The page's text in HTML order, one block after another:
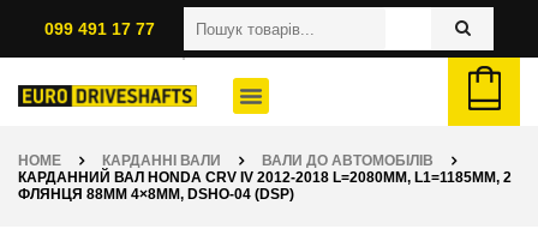
099 491 17 77
HOME КАРДАННІ ВАЛИ
ВАЛИ ДО АВТОМОБІЛІВ
КАРДАННИЙ ВАЛ HONDA CRV IV 2012-2018 L=2080ММ, L1=1185ММ, 2
ФЛЯНЦЯ 88ММ 4×8ММ, DSHO-04 (DSP)